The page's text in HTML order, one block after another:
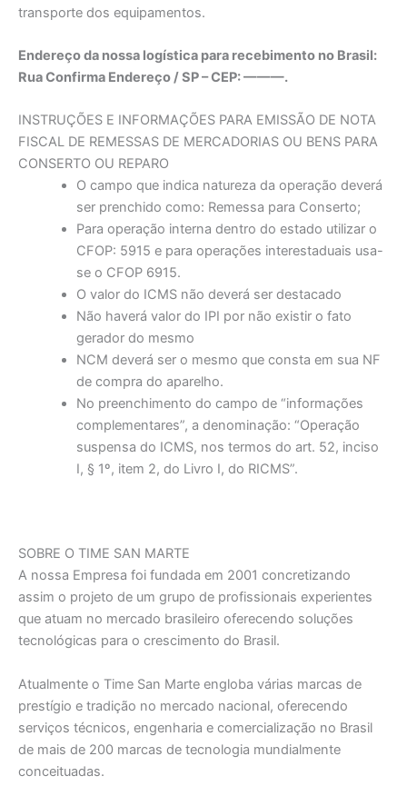
transporte dos equipamentos.
Endereço da nossa logística para recebimento no Brasil:
Rua Confirma Endereço / SP – CEP: ———.
INSTRUÇÕES E INFORMAÇÕES PARA EMISSÃO DE NOTA
FISCAL DE REMESSAS DE MERCADORIAS OU BENS PARA
CONSERTO OU REPARO
O campo que indica natureza da operação deverá
ser prenchido como: Remessa para Conserto;
Para operação interna dentro do estado utilizar o
CFOP: 5915 e para operações interestaduais usa-
se o CFOP 6915.
O valor do ICMS não deverá ser destacado
Não haverá valor do IPI por não existir o fato
gerador do mesmo
NCM deverá ser o mesmo que consta em sua NF
de compra do aparelho.
No preenchimento do campo de “informações
complementares”, a denominação: “Operação
suspensa do ICMS, nos termos do art. 52, inciso
I, § 1º, item 2, do Livro I, do RICMS”.
SOBRE O TIME SAN MARTE
A nossa Empresa foi fundada em 2001 concretizando
assim o projeto de um grupo de profissionais experientes
que atuam no mercado brasileiro oferecendo soluções
tecnológicas para o crescimento do Brasil.
Atualmente o Time San Marte engloba várias marcas de
prestígio e tradição no mercado nacional, oferecendo
serviços técnicos, engenharia e comercialização no Brasil
de mais de 200 marcas de tecnologia mundialmente
conceituadas.